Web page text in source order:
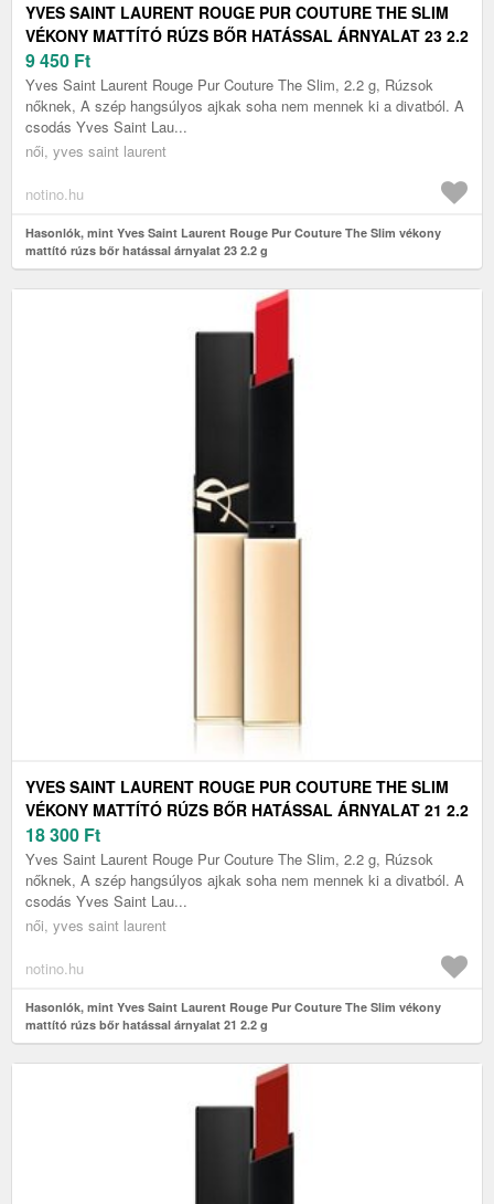
YVES SAINT LAURENT ROUGE PUR COUTURE THE SLIM
VÉKONY MATTÍTÓ RÚZS BŐR HATÁSSAL ÁRNYALAT 23 2.2
G
9 450 Ft
Yves Saint Laurent Rouge Pur Couture The Slim, 2.2 g, Rúzsok
nőknek, A szép hangsúlyos ajkak soha nem mennek ki a divatból. A
csodás Yves Saint Lau...
női, yves saint laurent
notino.hu
Hasonlók, mint Yves Saint Laurent Rouge Pur Couture The Slim vékony
mattító rúzs bőr hatással árnyalat 23 2.2 g
YVES SAINT LAURENT ROUGE PUR COUTURE THE SLIM
VÉKONY MATTÍTÓ RÚZS BŐR HATÁSSAL ÁRNYALAT 21 2.2
G
18 300 Ft
Yves Saint Laurent Rouge Pur Couture The Slim, 2.2 g, Rúzsok
nőknek, A szép hangsúlyos ajkak soha nem mennek ki a divatból. A
csodás Yves Saint Lau...
női, yves saint laurent
notino.hu
Hasonlók, mint Yves Saint Laurent Rouge Pur Couture The Slim vékony
mattító rúzs bőr hatással árnyalat 21 2.2 g